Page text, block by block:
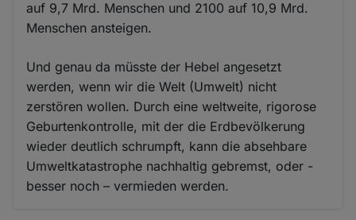
auf 9,7 Mrd. Menschen und 2100 auf 10,9 Mrd.
Menschen ansteigen.
Und genau da müsste der Hebel angesetzt
werden, wenn wir die Welt (Umwelt) nicht
zerstören wollen. Durch eine weltweite, rigorose
Geburtenkontrolle, mit der die Erdbevölkerung
wieder deutlich schrumpft, kann die absehbare
Umweltkatastrophe nachhaltig gebremst, oder -
besser noch – vermieden werden.